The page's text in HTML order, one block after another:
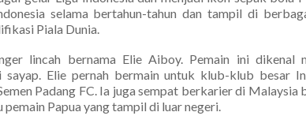
selama bertahun-tahun dan tampil di
Piala Dunia.
lincah bernama Elie Aiboy. Pemain ini dikenal
Elie pernah bermain untuk klub-klub besar
Padang FC. Ia juga sempat berkarier di Malaysia
Papua yang tampil di luar negeri.